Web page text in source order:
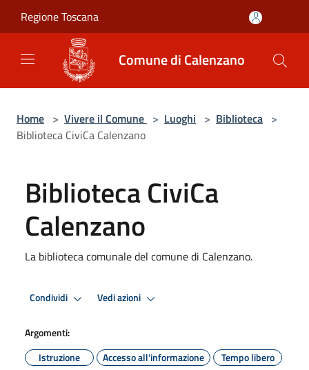
Regione Toscana
Comune di Calenzano
Home > Vivere il Comune > Luoghi > Biblioteca >
Biblioteca CiviCa Calenzano
Biblioteca CiviCa
Calenzano
La biblioteca comunale del comune di Calenzano.
Condividi Vedi azioni
Argomenti:
Istruzione
Accesso all'informazione Tempo libero